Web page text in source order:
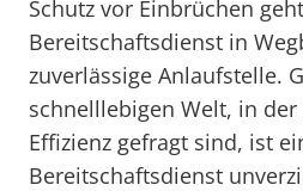
Schutz vor Einbrüchen
Bereitschaftsdienst in
zuverlässige Anlaufstelle.
schnelllebigen Welt, in
Effizienz gefragt sind, ist
Bereitschaftsdienst